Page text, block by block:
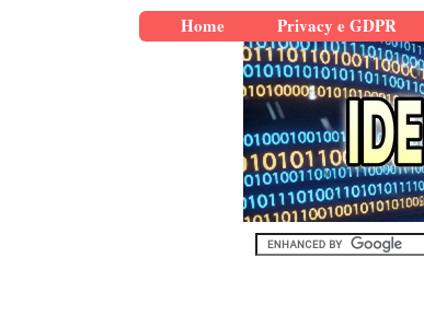
Home Privacy e GDPR